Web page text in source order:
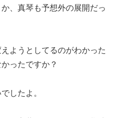
、真琴も予想外の展開だっ
ようとしてるのがわかった
ったですか？
したよ。